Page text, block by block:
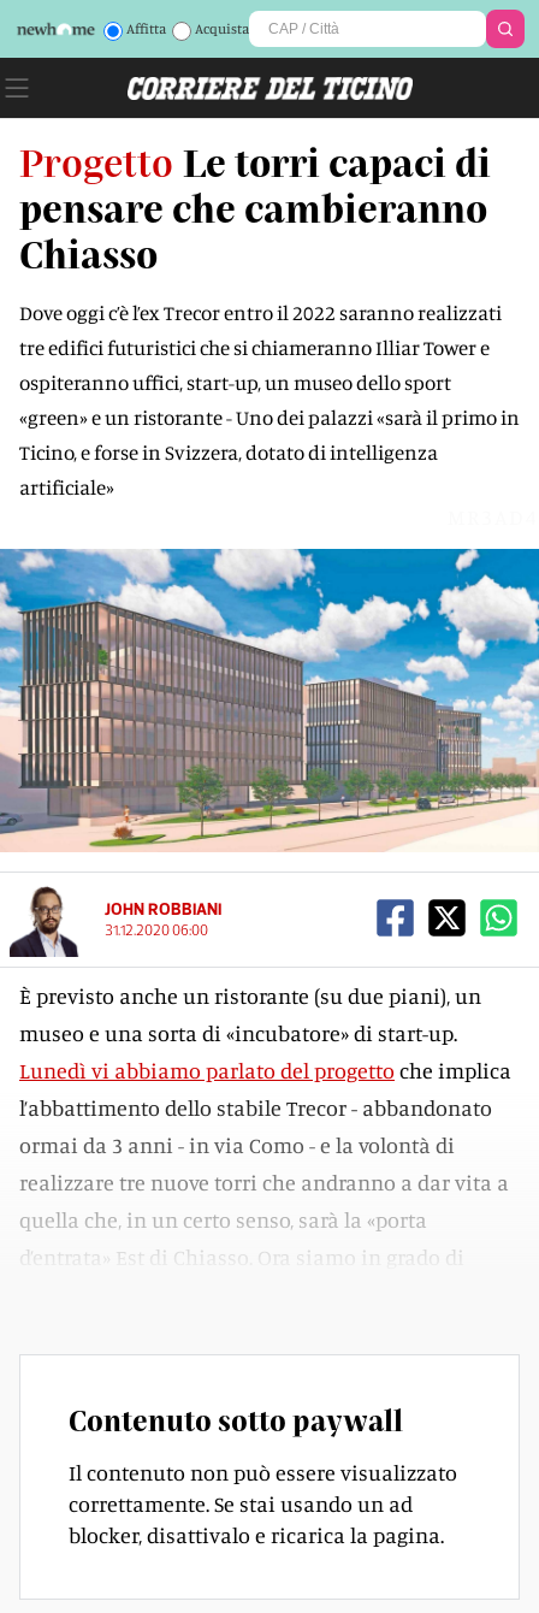
Affitta Acquista
Progetto Le torri capaci di
pensare che cambieranno
Chiasso
Dove oggi c’è l’ex Trecor entro il 2022 saranno realizzati
tre edifici futuristici che si chiameranno Illiar Tower e
ospiteranno uffici, start-up, un museo dello sport
«green» e un ristorante - Uno dei palazzi «sarà il primo in
Ticino, e forse in Svizzera, dotato di intelligenza
artificiale»
JOHN ROBBIANI
31.12.2020 06:00
È previsto anche un ristorante (su due piani), un
museo e una sorta di «incubatore» di start-up.
Lunedì vi abbiamo parlato del progetto che implica
l’abbattimento dello stabile Trecor - abbandonato
ormai da 3 anni - in via Como - e la volontà di
realizzare tre nuove torri che andranno a dar vita a
quella che, in un certo senso, sarà la «porta
d’entrata» Est di Chiasso. Ora siamo in grado di
Contenuto sotto paywall
Il contenuto non può essere visualizzato
correttamente. Se stai usando un ad
blocker, disattivalo e ricarica la pagina.